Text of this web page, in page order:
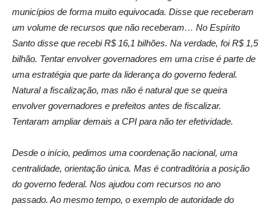
municípios de forma muito equivocada. Disse que receberam
um volume de recursos que não receberam… No Espírito
Santo disse que recebi R$ 16,1 bilhões. Na verdade, foi R$ 1,5
bilhão. Tentar envolver governadores em uma crise é parte de
uma estratégia que parte da liderança do governo federal.
Natural a fiscalização, mas não é natural que se queira
envolver governadores e prefeitos antes de fiscalizar.
Tentaram ampliar demais a CPI para não ter efetividade.
Desde o início, pedimos uma coordenação nacional, uma
centralidade, orientação única. Mas é contraditória a posição
do governo federal. Nos ajudou com recursos no ano
passado. Ao mesmo tempo, o exemplo de autoridade do